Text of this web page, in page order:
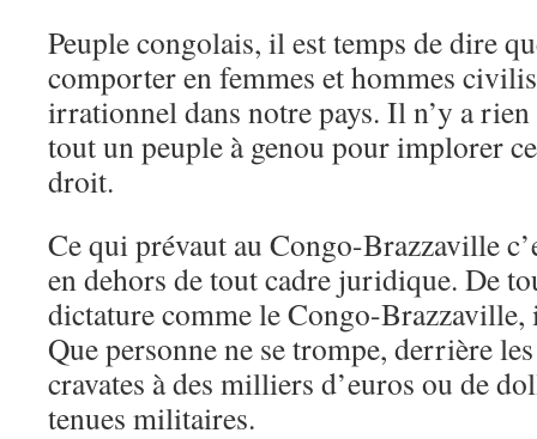
Peuple congolais, il est temps de dire
comporter en femmes et hommes
irrationnel dans notre pays. Il n’y a rien
tout un peuple à genou pour implorer
droit.
Ce qui prévaut au Congo-Brazzaville
en dehors de tout cadre juridique. De
dictature comme le Congo-Brazzaville,
Que personne ne se trompe, derrière
cravates à des milliers d’euros ou de
tenues militaires.